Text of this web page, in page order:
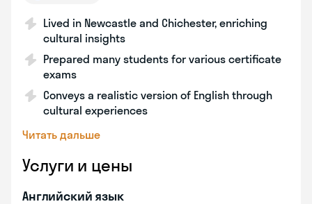
Lived in Newcastle and Chichester, enriching
cultural insights
Prepared many students for various certificate
exams
Conveys a realistic version of English through
cultural experiences
Читать дальше
Услуги и цены
Английский язык